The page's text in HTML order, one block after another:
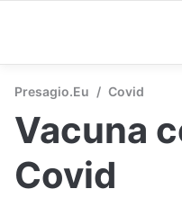
Presagio.eu / Covid
Vacuna
Covid